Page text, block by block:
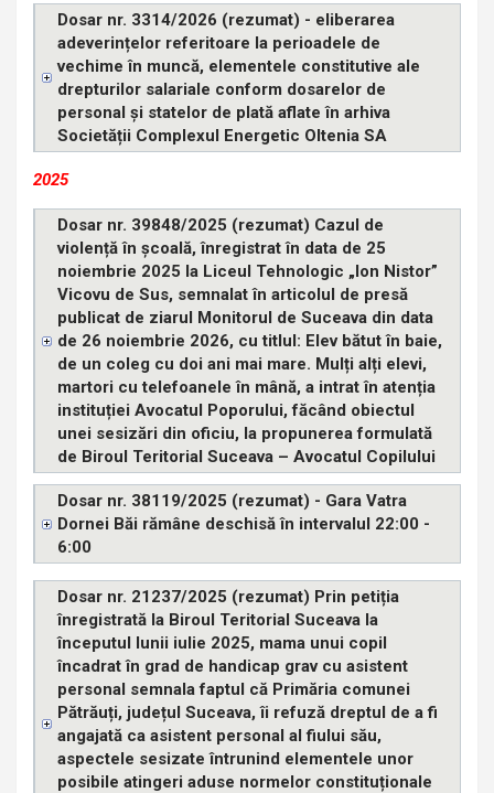
Dosar nr. 3314/2026 (rezumat) - eliberarea
adeverințelor referitoare la perioadele de
vechime în muncă, elementele constitutive ale
drepturilor salariale conform dosarelor de
personal și statelor de plată aflate în arhiva
Societății Complexul Energetic Oltenia SA
2025
Dosar nr. 39848/2025 (rezumat) Cazul de
violență în școală, înregistrat în data de 25
noiembrie 2025 la Liceul Tehnologic „Ion Nistor”
Vicovu de Sus, semnalat în articolul de presă
publicat de ziarul Monitorul de Suceava din data
de 26 noiembrie 2026, cu titlul: Elev bătut în baie,
de un coleg cu doi ani mai mare. Mulți alți elevi,
martori cu telefoanele în mână, a intrat în atenția
instituției Avocatul Poporului, făcând obiectul
unei sesizări din oficiu, la propunerea formulată
de Biroul Teritorial Suceava – Avocatul Copilului
Dosar nr. 38119/2025 (rezumat) - Gara Vatra
Dornei Băi rămâne deschisă în intervalul 22:00 -
6:00
Dosar nr. 21237/2025 (rezumat) Prin petiția
înregistrată la Biroul Teritorial Suceava la
începutul lunii iulie 2025, mama unui copil
încadrat în grad de handicap grav cu asistent
personal semnala faptul că Primăria comunei
Pătrăuți, județul Suceava, îi refuză dreptul de a fi
angajată ca asistent personal al fiului său,
aspectele sesizate întrunind elementele unor
posibile atingeri aduse normelor constituționale